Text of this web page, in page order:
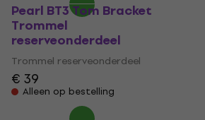
Pearl BT3 Tom Bracket
Trommel
reserveonderdeel
Trommel reserveonderdeel
€ 39
Alleen op bestelling